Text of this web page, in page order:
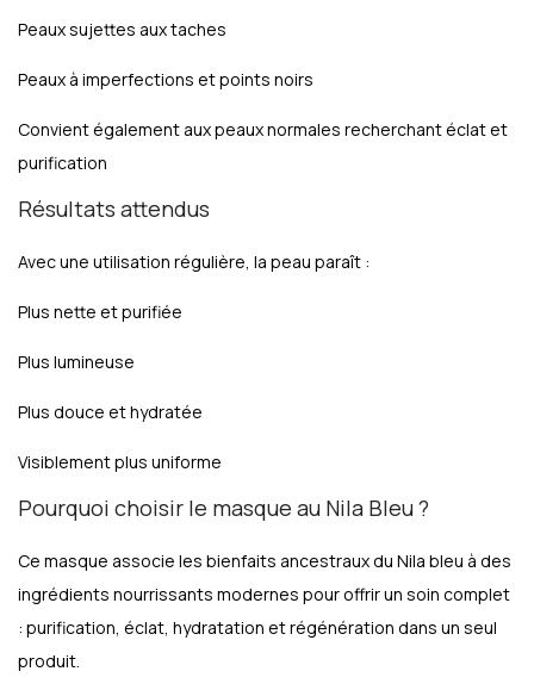
Peaux sujettes aux taches
Peaux à imperfections et points noirs
Convient également aux peaux normales recherchant éclat et
purification
Résultats attendus
Avec une utilisation régulière, la peau paraît :
Plus nette et purifiée
Plus lumineuse
Plus douce et hydratée
Visiblement plus uniforme
Pourquoi choisir le masque au Nila Bleu ?
Ce masque associe les bienfaits ancestraux du Nila bleu à des
ingrédients nourrissants modernes pour offrir un soin complet
: purification, éclat, hydratation et régénération dans un seul
produit.